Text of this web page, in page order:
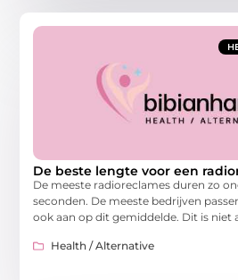
De beste lengte voor een
De meeste radioreclames duren zo
seconden. De meeste bedrijven
ook aan op dit gemiddelde. Dit is niet
Health / Alternative